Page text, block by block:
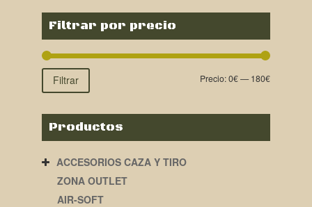
Filtrar por precio
Filtrar Precio:0€—180€
Productos
ACCESORIOS CAZA Y TIRO
ZONA OUTLET
AIR-SOFT